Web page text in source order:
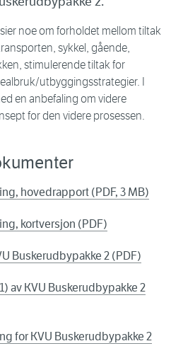
noe om forholdet mellom tiltak
sykkel, gående,
stimulerende tiltak for
utbyggingsstrategier. I
en anbefaling om videre
for den videre prosessen.
hovedrapport (PDF, 3 MB)
kortversjon (PDF)
Buskerudbypakke 2 (PDF)
av KVU Buskerudbypakke 2
for KVU Buskerudbypakke 2